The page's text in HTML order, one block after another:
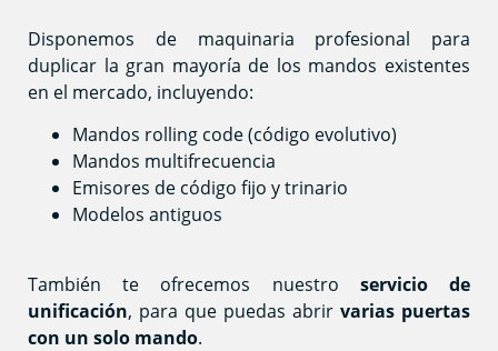
Disponemos de maquinaria profesional para
duplicar la gran mayoría de los mandos existentes
en el mercado, incluyendo:
Mandos rolling code (código evolutivo)
Mandos multifrecuencia
Emisores de código fijo y trinario
Modelos antiguos
También te ofrecemos nuestro servicio de
unificación, para que puedas abrir varias puertas
con un solo mando.